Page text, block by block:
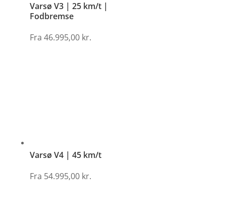
Varsø V3 | 25 km/t |
Fodbremse
Fra 46.995,00 kr.
Varsø V4 | 45 km/t
Fra 54.995,00 kr.